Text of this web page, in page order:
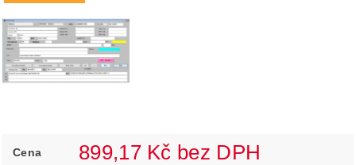
Cena
899,17 Kč bez DPH